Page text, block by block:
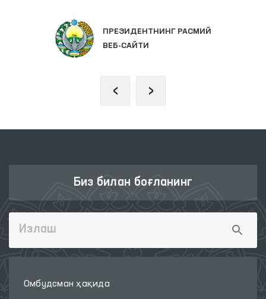
ПРЕЗИДЕНТНИНГ РАСМИЙ
ВЕБ-САЙТИ
‹ ›
Биз билан боғланинг
Омбудсман ҳақида